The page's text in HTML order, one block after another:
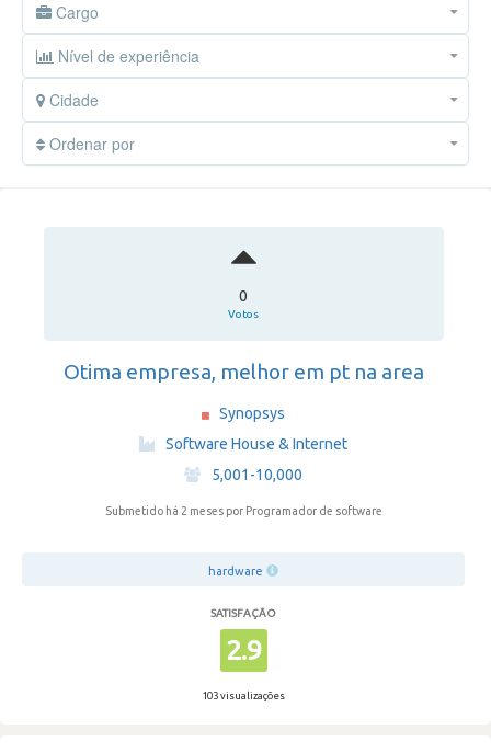
Cargo
Nível de experiência
Cidade
Ordenar por
0
Votos
Otima empresa, melhor em pt na area
Synopsys
Software House & Internet
·
5,001-10,000
Submetido há 2 meses por Programador de software
hardware
SATISFAÇÃO
2.9
103 visualizações